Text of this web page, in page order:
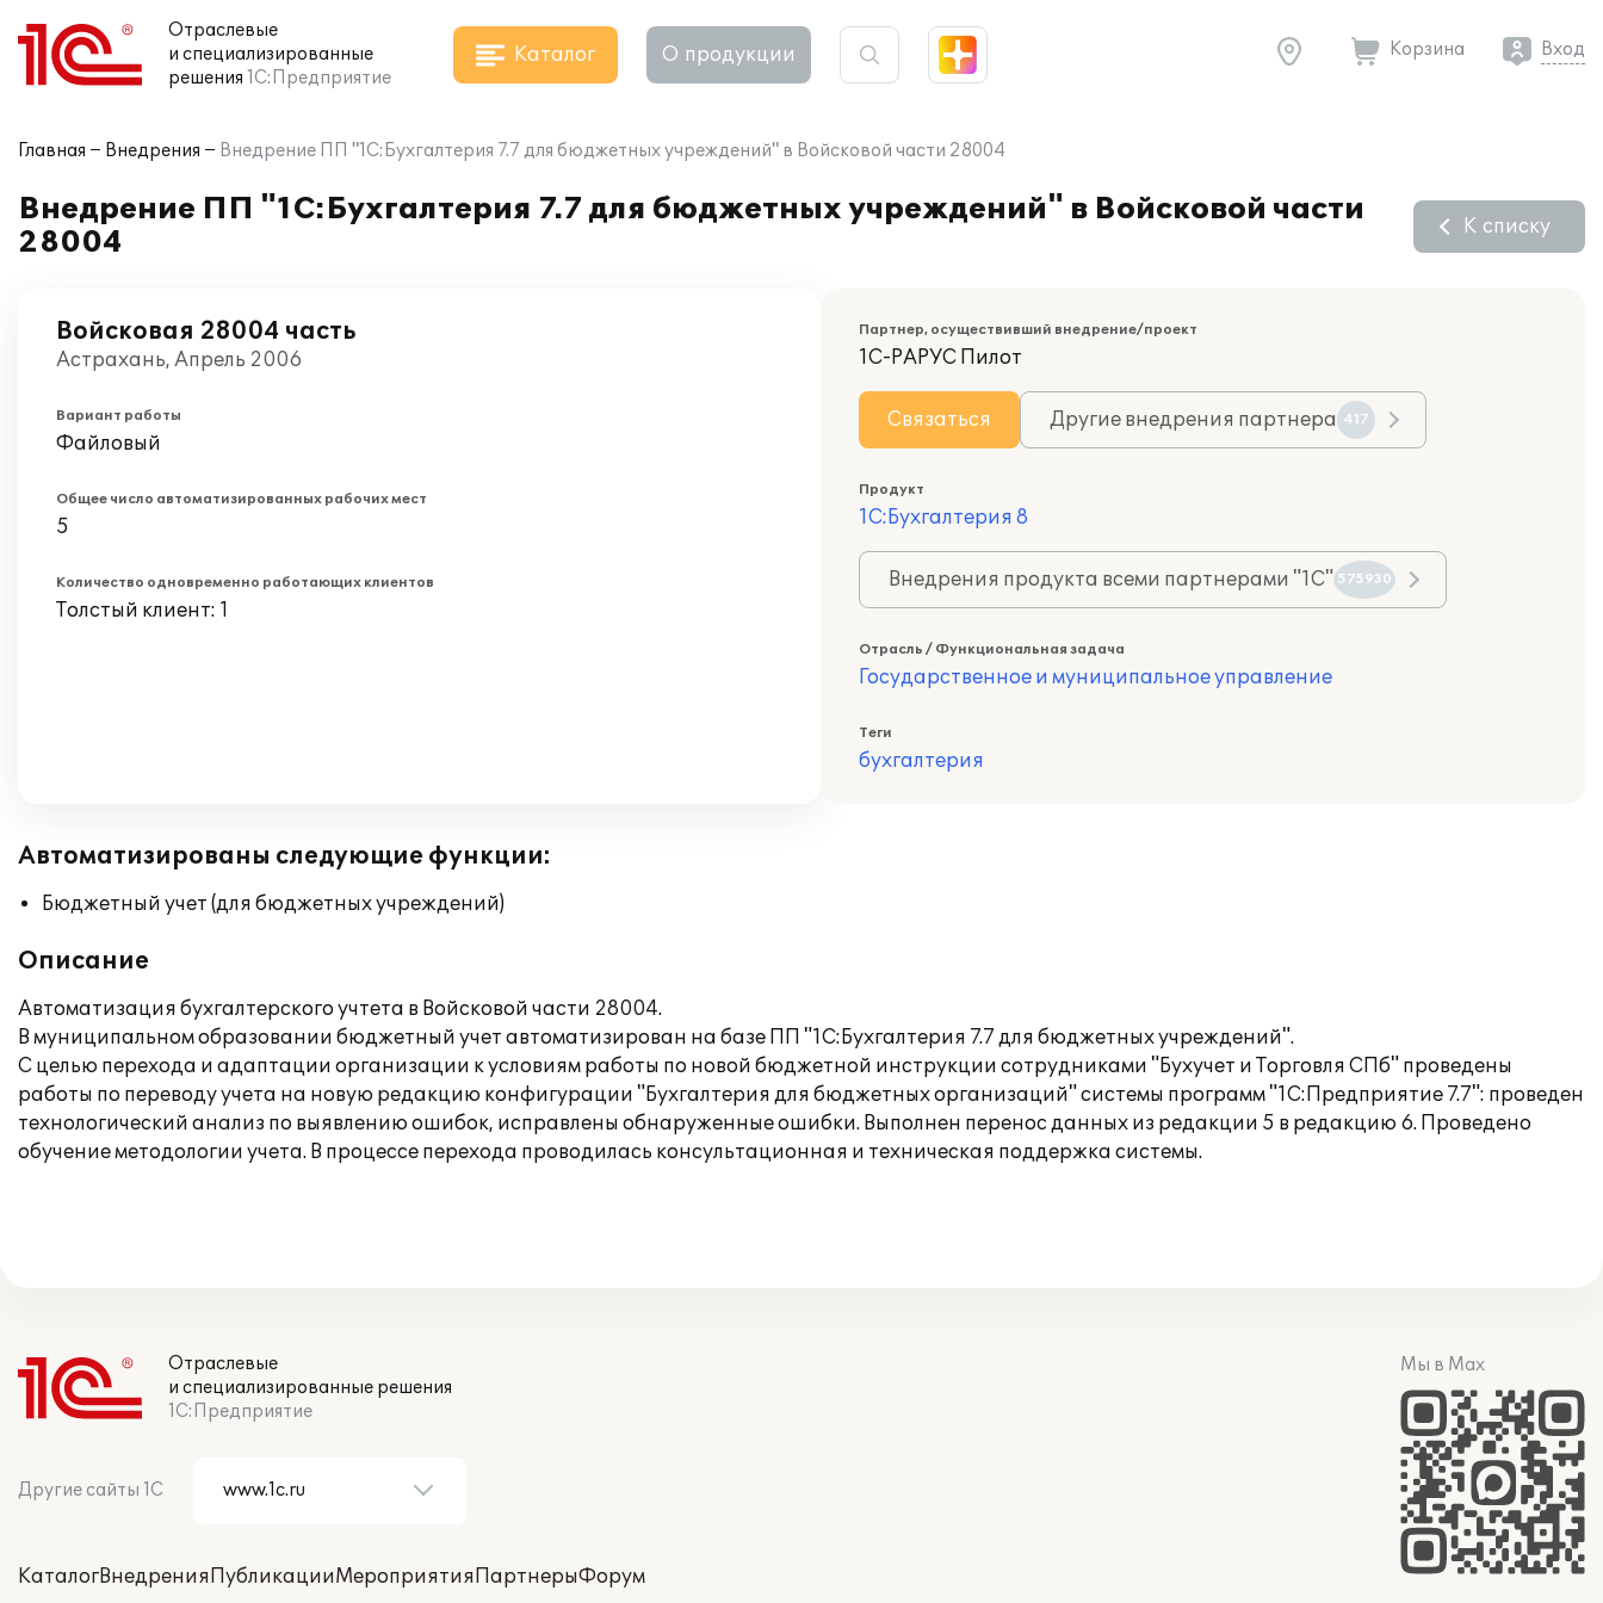
Отраслевые
и специализированные
решения 1С:Предприятие
Каталог О продукции Корзина Вход
Главная Внедрения Внедрение ПП "1С:Бухгалтерия 7.7 для бюджетных учреждений" в Войсковой части 28004
Внедрение ПП "1С:Бухгалтерия 7.7 для бюджетных учреждений" в Войсковой части
28004
К списку
Войсковая 28004 часть
Астрахань, Апрель 2006
Вариант работы
Файловый
Общее число автоматизированных рабочих мест
5
Количество одновременно работающих клиентов
Толстый клиент: 1
Партнер, осуществивший внедрение/проект
1С-РАРУС Пилот
Связаться Другие внедрения партнера 417
Продукт
1С:Бухгалтерия 8
Внедрения продукта всеми партнерами "1С" 575930
Отрасль / Функциональная задача
Государственное и муниципальное управление
Теги
бухгалтерия
Автоматизированы следующие функции:
Бюджетный учет (для бюджетных учреждений)
Описание
Автоматизация бухгалтерского учтета в Войсковой части 28004.
В муниципальном образовании бюджетный учет автоматизирован на базе ПП "1С:Бухгалтерия 7.7 для бюджетных учреждений".
С целью перехода и адаптации организации к условиям работы по новой бюджетной инструкции сотрудниками "Бухучет и Торговля СПб" проведены
работы по переводу учета на новую редакцию конфигурации "Бухгалтерия для бюджетных организаций" системы программ "1С:Предприятие 7.7": проведен
технологический анализ по выявлению ошибок, исправлены обнаруженные ошибки. Выполнен перенос данных из редакции 5 в редакцию 6. Проведено
обучение методологии учета. В процессе перехода проводилась консультационная и техническая поддержка системы.
Отраслевые
и специализированные решения
1С:Предприятие
Другие сайты 1С
КаталогВнедренияПубликацииМероприятияПартнерыФорум
Мы в Max